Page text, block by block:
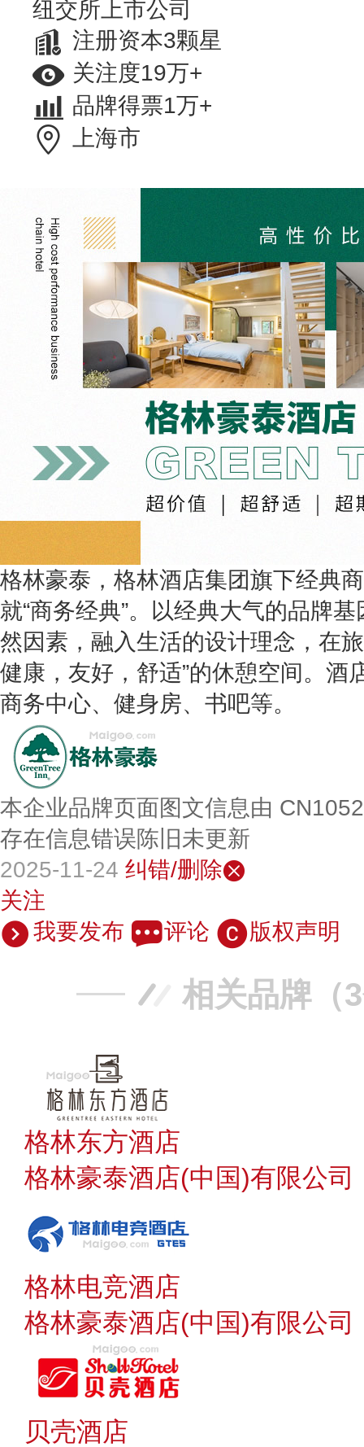
纽交所上市公司
注册资本3颗星
关注度19万+
品牌得票1万+
上海市
格林豪泰，格林酒店集团旗下经典
就“商务经典”。以经典大气的品牌
然因素，融入生活的设计理念，在
健康，友好，舒适”的休憩空间。酒
商务中心、健身房、书吧等。
本企业品牌页面图文信息由
存在信息错误陈旧未更新
2025-11-24 纠错/删除
关注
我要发布
评论 版权声明
相关品牌（
格林东方酒店
格林豪泰酒店(中国)有限公司
格林电竞酒店
格林豪泰酒店(中国)有限公司
贝壳酒店